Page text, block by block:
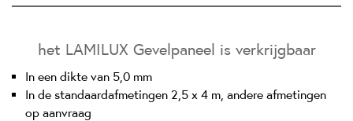
het LAMILUX Gevelpaneel is verkrijgbaar
In een dikte van 5,0 mm
In de standaardafmetingen 2,5 x 4 m, andere afmetingen
op aanvraag